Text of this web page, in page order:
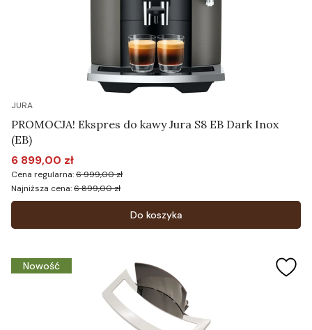
JURA
PROMOCJA! Ekspres do kawy Jura S8 EB Dark Inox
(EB)
Cena promocyjna
6 899,00 zł
Cena regularna:6 999,00 zł
Najniższa cena:6 899,00 zł
Do koszyka
Nowość